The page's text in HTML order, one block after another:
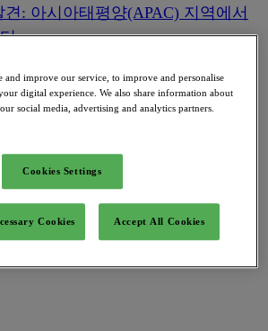
발견: 아시아태평양
서의 남성 그루밍 뷰
and improve our service, to improve and personalise
digital experience. We also share information about
social media, advertising and analytics partners.
Cookies Settings
Cookies Accept All Cookies